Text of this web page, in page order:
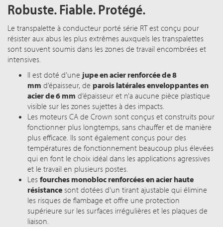
Robuste. Fiable. Protégé.
Le transpalette à conducteur porté série RT est conçu pour
résister aux abus les plus extrêmes auxquels les transpalettes
sont souvent soumis dans les zones de travail encombrées et
intensives.
Il est doté d’une jupe en acier renforcée de 8
mm d’épaisseur, de parois latérales enveloppantes en
acier de 6 mm d’épaisseur et n’a aucune pièce plastique
visible sur les zones sujettes à des impacts.
Les moteurs CA de Crown sont conçus et construits pour
fonctionner plus longtemps, sans chauffer et de manière
plus efficace. Ils sont également conçus pour des
températures de fonctionnement beaucoup plus élevées
qui en font le choix idéal dans les applications agressives
et le travail en plusieurs postes.
Les fourches monobloc renforcées en acier haute
résistance sont dotées d’un tirant ajustable qui élimine
les risques de flambage et offre une protection
supérieure sur les surfaces irrégulières et les plaques de
liaison.